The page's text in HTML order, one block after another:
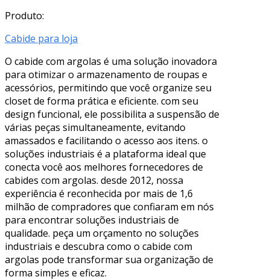
Produto:
Cabide para loja
O cabide com argolas é uma solução inovadora
para otimizar o armazenamento de roupas e
acessórios, permitindo que você organize seu
closet de forma prática e eficiente. com seu
design funcional, ele possibilita a suspensão de
várias peças simultaneamente, evitando
amassados e facilitando o acesso aos itens. o
soluções industriais é a plataforma ideal que
conecta você aos melhores fornecedores de
cabides com argolas. desde 2012, nossa
experiência é reconhecida por mais de 1,6
milhão de compradores que confiaram em nós
para encontrar soluções industriais de
qualidade. peça um orçamento no soluções
industriais e descubra como o cabide com
argolas pode transformar sua organização de
forma simples e eficaz.